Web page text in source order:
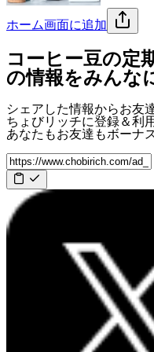
ホーム画面に追加
コーヒー豆の定
の情報をみんな
シェアした情報からお友
ちょびリッチに登録＆利
あなたもお友達もボーナ